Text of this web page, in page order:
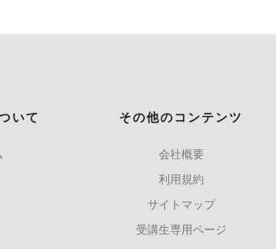
いて その他のコンテンツ
会社概要
利用規約
サイトマップ
受講生専用ページ